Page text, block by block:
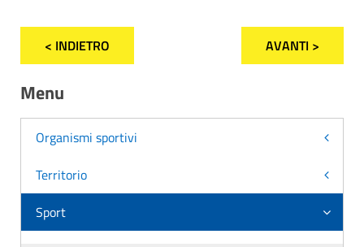
< INDIETRO AVANTI >
Menu
Organismi sportivi
Territorio
Sport